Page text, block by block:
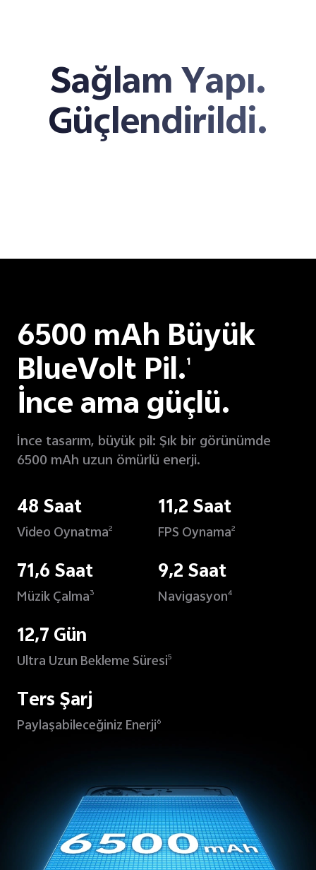
Sağlam Yapı.
Güçlendirildi.
6500 mAh Büyük
BlueVolt Pil.1
İnce ama güçlü.
İnce tasarım, büyük pil: Şık bir görünümde
6500 mAh uzun ömürlü enerji.
48 Saat
Video Oynatma2
11,2 Saat
FPS Oynama2
71,6 Saat
Müzik Çalma3
9,2 Saat
Navigasyon4
12,7 Gün
Ultra Uzun Bekleme Süresi5
Ters Şarj
Paylaşabileceğiniz Enerji6